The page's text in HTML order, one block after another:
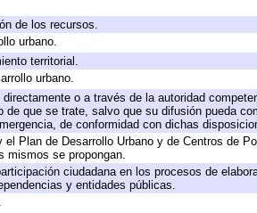
de los recursos.
urbano.
territorial.
urbano.
o a través de la autoridad
que se trate, salvo que su difusión pueda
de conformidad con dichas
Plan de Desarrollo Urbano y de Centros de
mismos se propongan.
ciudadana en los procesos de
y entidades públicas.